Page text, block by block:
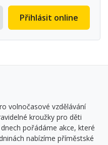
Přihlásit online
volnočasové vzdělávání
kroužky pro děti
pořádáme akce, které
nabízíme příměstské